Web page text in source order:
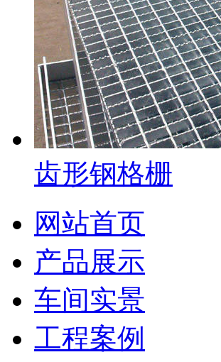
齿形钢格栅
网站首页
产品展示
车间实景
工程案例